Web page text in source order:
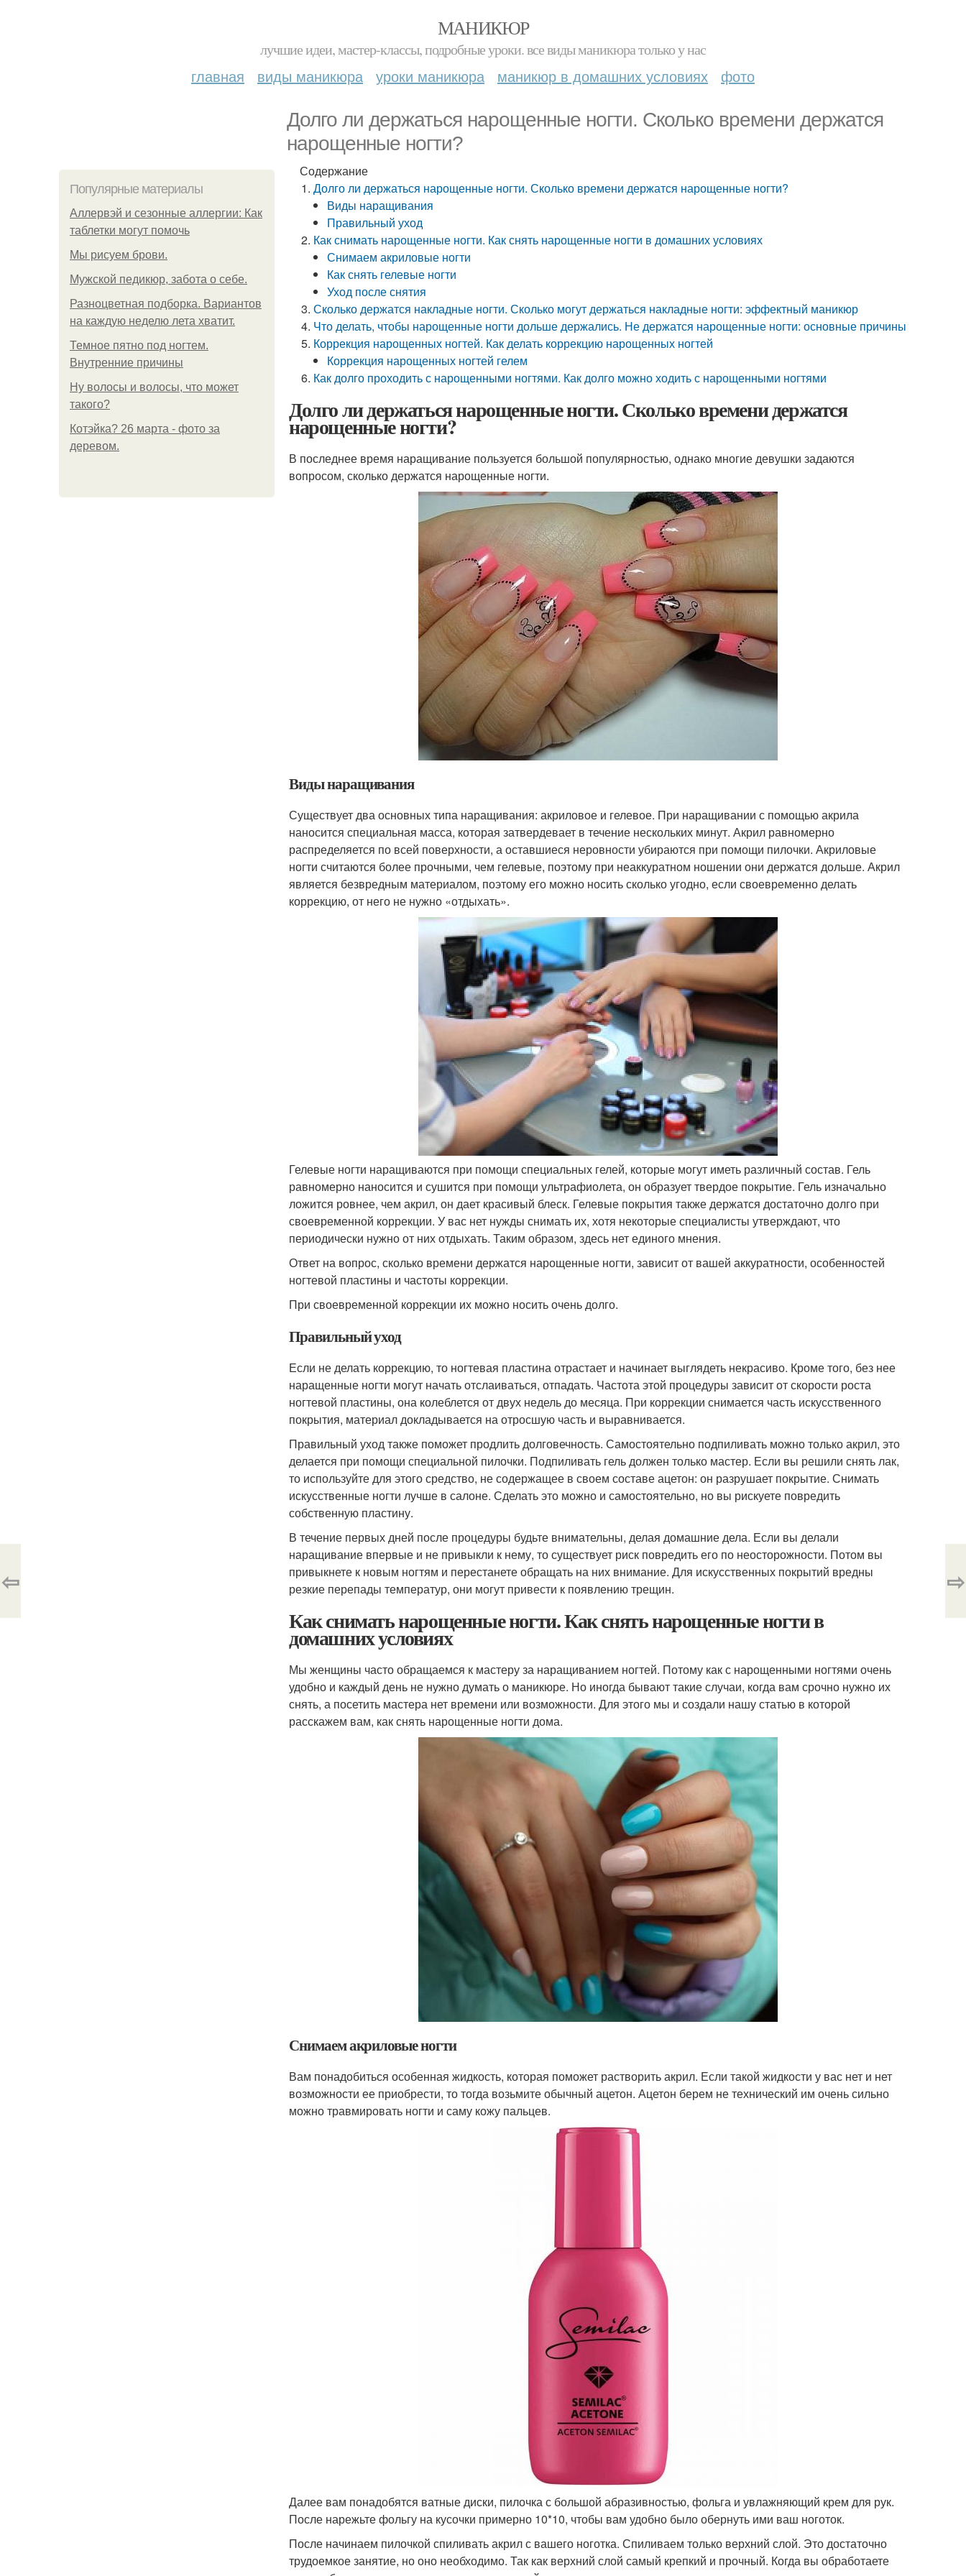
МАНИКЮР
лучшие идеи, мастер-классы, подробные уроки. все виды маникюра только у нас
главная виды маникюра уроки маникюра маникюр в домашних условиях фото
Долго ли держаться нарощенные ногти. Сколько времени держатся
нарощенные ногти?
Популярные материалы
Аллервэй и сезонные аллергии: Как
таблетки могут помочь
Мы рисуем брови.
Мужской педикюр, забота о себе.
Разноцветная подборка. Вариантов
на каждую неделю лета хватит.
Темное пятно под ногтем.
Внутренние причины
Ну волосы и волосы, что может
такого?
Котэйка? 26 марта - фото за
деревом.
Содержание
Долго ли держаться нарощенные ногти. Сколько времени держатся нарощенные ногти?
Виды наращивания
Правильный уход
Как снимать нарощенные ногти. Как снять нарощенные ногти в домашних условиях
Снимаем акриловые ногти
Как снять гелевые ногти
Уход после снятия
Сколько держатся накладные ногти. Сколько могут держаться накладные ногти: эффектный маникюр
Что делать, чтобы нарощенные ногти дольше держались. Не держатся нарощенные ногти: основные причины
Коррекция нарощенных ногтей. Как делать коррекцию нарощенных ногтей
Коррекция нарощенных ногтей гелем
Как долго проходить с нарощенными ногтями. Как долго можно ходить с нарощенными ногтями
Долго ли держаться нарощенные ногти. Сколько времени держатся
нарощенные ногти?
В последнее время наращивание пользуется большой популярностью, однако многие девушки задаются
вопросом, сколько держатся нарощенные ногти.
Виды наращивания
Существует два основных типа наращивания: акриловое и гелевое. При наращивании с помощью акрила
наносится специальная масса, которая затвердевает в течение нескольких минут. Акрил равномерно
распределяется по всей поверхности, а оставшиеся неровности убираются при помощи пилочки. Акриловые
ногти считаются более прочными, чем гелевые, поэтому при неаккуратном ношении они держатся дольше. Акрил
является безвредным материалом, поэтому его можно носить сколько угодно, если своевременно делать
коррекцию, от него не нужно «отдыхать».
Гелевые ногти наращиваются при помощи специальных гелей, которые могут иметь различный состав. Гель
равномерно наносится и сушится при помощи ультрафиолета, он образует твердое покрытие. Гель изначально
ложится ровнее, чем акрил, он дает красивый блеск. Гелевые покрытия также держатся достаточно долго при
своевременной коррекции. У вас нет нужды снимать их, хотя некоторые специалисты утверждают, что
периодически нужно от них отдыхать. Таким образом, здесь нет единого мнения.
Ответ на вопрос, сколько времени держатся нарощенные ногти, зависит от вашей аккуратности, особенностей
ногтевой пластины и частоты коррекции.
При своевременной коррекции их можно носить очень долго.
Правильный уход
Если не делать коррекцию, то ногтевая пластина отрастает и начинает выглядеть некрасиво. Кроме того, без нее
наращенные ногти могут начать отслаиваться, отпадать. Частота этой процедуры зависит от скорости роста
ногтевой пластины, она колеблется от двух недель до месяца. При коррекции снимается часть искусственного
покрытия, материал докладывается на отросшую часть и выравнивается.
Правильный уход также поможет продлить долговечность. Самостоятельно подпиливать можно только акрил, это
делается при помощи специальной пилочки. Подпиливать гель должен только мастер. Если вы решили снять лак,
то используйте для этого средство, не содержащее в своем составе ацетон: он разрушает покрытие. Снимать
искусственные ногти лучше в салоне. Сделать это можно и самостоятельно, но вы рискуете повредить
собственную пластину.
В течение первых дней после процедуры будьте внимательны, делая домашние дела. Если вы делали
наращивание впервые и не привыкли к нему, то существует риск повредить его по неосторожности. Потом вы
привыкнете к новым ногтям и перестанете обращать на них внимание. Для искусственных покрытий вредны
резкие перепады температур, они могут привести к появлению трещин.
Как снимать нарощенные ногти. Как снять нарощенные ногти в
домашних условиях
Мы женщины часто обращаемся к мастеру за наращиванием ногтей. Потому как с нарощенными ногтями очень
удобно и каждый день не нужно думать о маникюре. Но иногда бывают такие случаи, когда вам срочно нужно их
снять, а посетить мастера нет времени или возможности. Для этого мы и создали нашу статью в которой
расскажем вам, как снять нарощенные ногти дома.
Снимаем акриловые ногти
Вам понадобиться особенная жидкость, которая поможет растворить акрил. Если такой жидкости у вас нет и нет
возможности ее приобрести, то тогда возьмите обычный ацетон. Ацетон берем не технический им очень сильно
можно травмировать ногти и саму кожу пальцев.
Далее вам понадобятся ватные диски, пилочка с большой абразивностью, фольга и увлажняющий крем для рук.
После нарежьте фольгу на кусочки примерно 10*10, чтобы вам удобно было обернуть ими ваш ноготок.
После начинаем пилочкой спиливать акрил с вашего ноготка. Спиливаем только верхний слой. Это достаточно
трудоемкое занятие, но оно необходимо. Так как верхний слой самый крепкий и прочный. Когда вы обработаете
⇦ ⇨